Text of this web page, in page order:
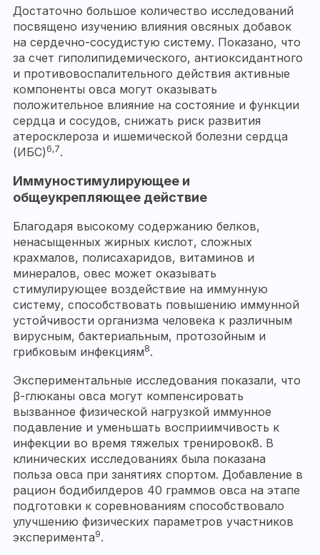
Достаточно большое количество исследований
посвящено изучению влияния овсяных добавок
на сердечно-сосудистую систему. Показано, что
за счет гиполипидемического, антиоксидантного
и противовоспалительного действия активные
компоненты овса могут оказывать
положительное влияние на состояние и функции
сердца и сосудов, снижать риск развития
атеросклероза и ишемической болезни сердца
(ИБС) 6,7.
Иммуностимулирующее и
общеукрепляющее действие
Благодаря высокому содержанию белков,
ненасыщенных жирных кислот, сложных
крахмалов, полисахаридов, витаминов и
минералов, овес может оказывать
стимулирующее воздействие на иммунную
систему, способствовать повышению иммунной
устойчивости организма человека к различным
вирусным, бактериальным, протозойным и
грибковым инфекциям8.
Экспериментальные исследования показали, что
β-глюканы овса могут компенсировать
вызванное физической нагрузкой иммунное
подавление и уменьшать восприимчивость к
инфекции во время тяжелых тренировок8. В
клинических исследованиях была показана
польза овса при занятиях спортом. Добавление в
рацион бодибилдеров 40 граммов овса на этапе
подготовки к соревнованиям способствовало
улучшению физических параметров участников
эксперимента9.